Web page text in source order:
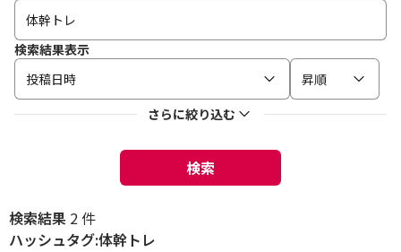
検索結果表示
投稿日時
昇順
さらに絞り込む
検索
検索結果 2 件
ハッシュタグ:体幹トレ